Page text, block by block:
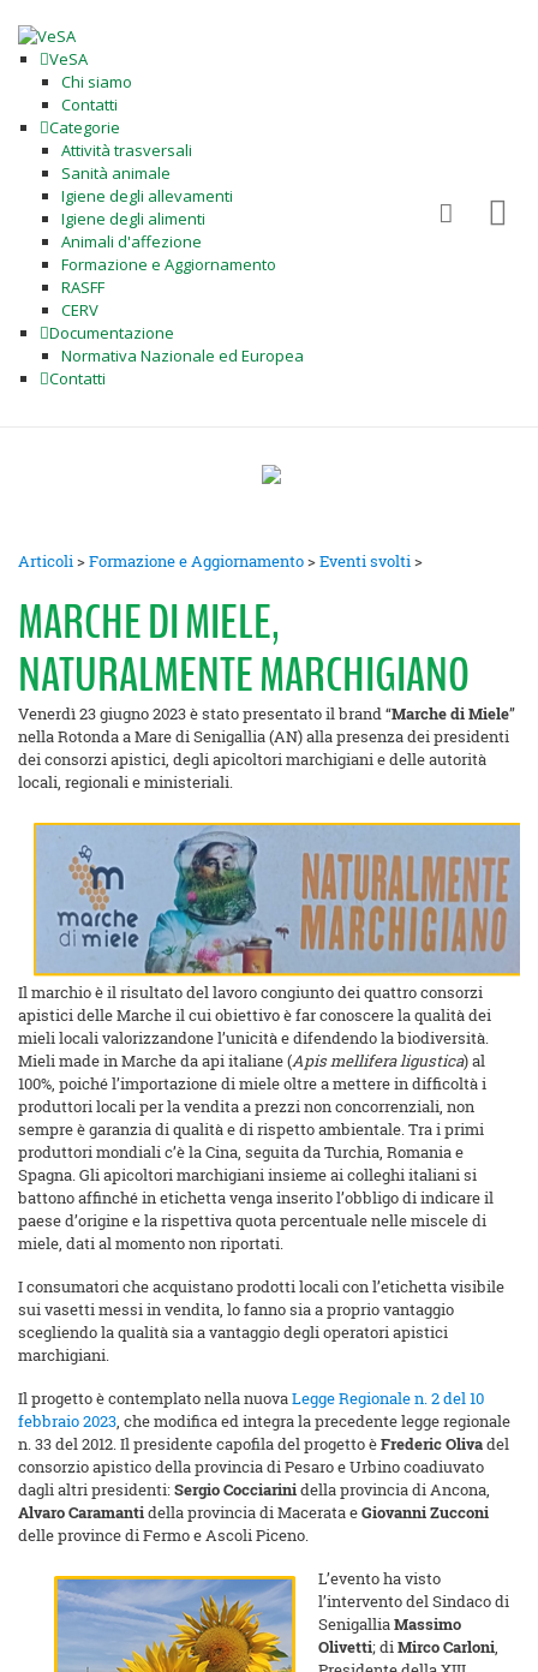
VeSA
Chi siamo
Contatti
Categorie
Attività trasversali
Sanità animale
Igiene degli allevamenti
Igiene degli alimenti
Animali d'affezione
Formazione e Aggiornamento
RASFF
CERV
Documentazione
Normativa Nazionale ed Europea
Contatti
Articoli>Formazione e Aggiornamento>Eventi svolti>
MARCHE DI MIELE,
NATURALMENTE MARCHIGIANO
Venerdì 23 giugno 2023 è stato presentato il brand “Marche di Miele”
nella Rotonda a Mare di Senigallia (AN) alla presenza dei presidenti
dei consorzi apistici, degli apicoltori marchigiani e delle autorità
locali, regionali e ministeriali.
Il marchio è il risultato del lavoro congiunto dei quattro consorzi
apistici delle Marche il cui obiettivo è far conoscere la qualità dei
mieli locali valorizzandone l’unicità e difendendo la biodiversità.
Mieli made in Marche da api italiane (Apis mellifera ligustica) al
100%, poiché l’importazione di miele oltre a mettere in difficoltà i
produttori locali per la vendita a prezzi non concorrenziali, non
sempre è garanzia di qualità e di rispetto ambientale. Tra i primi
produttori mondiali c’è la Cina, seguita da Turchia, Romania e
Spagna. Gli apicoltori marchigiani insieme ai colleghi italiani si
battono affinché in etichetta venga inserito l’obbligo di indicare il
paese d’origine e la rispettiva quota percentuale nelle miscele di
miele, dati al momento non riportati.
I consumatori che acquistano prodotti locali con l’etichetta visibile
sui vasetti messi in vendita, lo fanno sia a proprio vantaggio
scegliendo la qualità sia a vantaggio degli operatori apistici
marchigiani.
Il progetto è contemplato nella nuovaLegge Regionale n. 2 del 10
febbraio 2023, che modifica ed integra la precedente legge regionale
n. 33 del 2012. Il presidente capofila del progetto èFrederic Olivadel
consorzio apistico della provincia di Pesaro e Urbino coadiuvato
dagli altri presidenti:Sergio Cocciarinidella provincia di Ancona,
Alvaro Caramantidella provincia di Macerata eGiovanni Zucconi
delle province di Fermo e Ascoli Piceno.
L’evento ha visto
l’intervento del Sindaco di
SenigalliaMassimo
Olivetti; diMirco Carloni,